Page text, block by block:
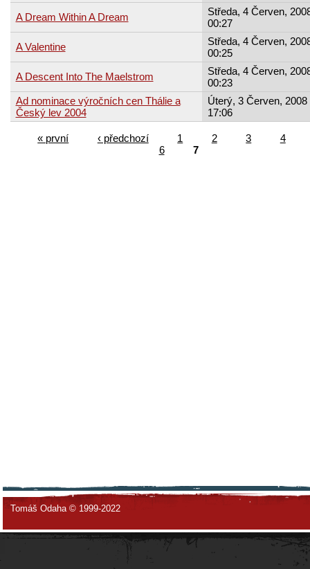
A Dream Within A Dream
Středa, 4 Červen,
00:27
A Valentine
Středa, 4 Červen,
00:25
A Descent Into The Maelstrom
Středa, 4 Červen,
00:23
Ad nominace výročních cen Thálie a
Český lev 2004
Úterý, 3 Červen, 2008
17:06
« první ‹ předchozí 1 2 3
4
6
7
Tomáš Odaha © 1999-2022